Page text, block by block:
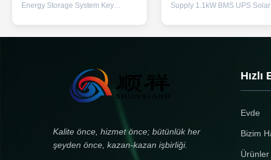
Energy Storage System Key
& 6500 Cycles - LiFePO4 battery
(51.2V 280Ah) provides reliable
Ready with 6500W PV Input - Built-
in 120A MPPT solar charger (max
6500W input, 60-500VDC) for
efficient green energy storage 9-in-
including over-voltage, short
circuit, temperature, and
Supply 1.1kW BMS UPS Solar
Pure Sine Wave Battery
Specifications Name LiFePO4
Normal Voltage 51.2V Rated
Capacity 200Ah Watt-hour
10240Wh Appearance
92Kg Li Content N/A Internal
Charge Voltage 58.4V
Cut-Off Voltage 40V Charge
Kalite önce, hizmet önce; bütünlük her
şeyden önce, kazan-kazan işbirliği.
Hızlı
Evde
Bizim
Ürünler